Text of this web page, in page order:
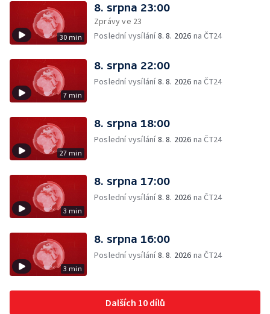
30 min
8. srpna 23:00
Zprávy ve 23
Poslední vysílání8. 8. 2026 na ČT24
7 min
8. srpna 22:00
Poslední vysílání8. 8. 2026 na ČT24
27 min
8. srpna 18:00
Poslední vysílání8. 8. 2026 na ČT24
3 min
8. srpna 17:00
Poslední vysílání8. 8. 2026 na ČT24
3 min
8. srpna 16:00
Poslední vysílání8. 8. 2026 na ČT24
Dalších 10 dílů